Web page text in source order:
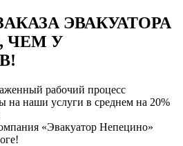
ЭВАКУАТОРА
ЧЕМ У
рабочий процесс
на наши услуги в среднем на 20%
«Эвакуатор Непецино»